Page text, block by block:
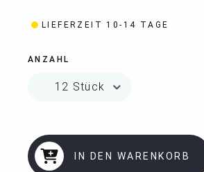
LIEFERZEIT 10-14 TAGE
ANZAHL
IN DEN WARENKORB